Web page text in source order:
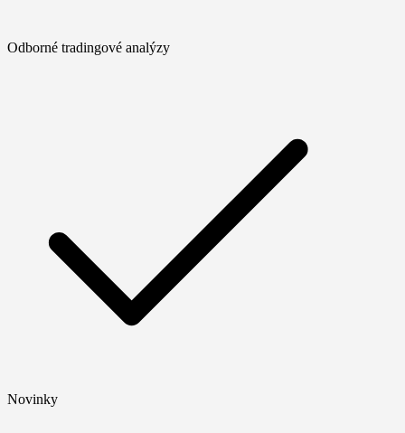
Odborné tradingové analýzy
Novinky